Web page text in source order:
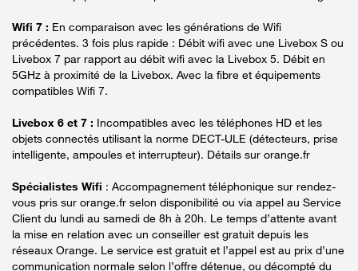
Wifi 7 : En comparaison avec les générations de Wifi
précédentes. 3 fois plus rapide : Débit wifi avec une Livebox S ou
Livebox 7 par rapport au débit wifi avec la Livebox 5. Débit en
5GHz à proximité de la Livebox. Avec la fibre et équipements
compatibles Wifi 7.
Livebox 6 et 7 : Incompatibles avec les téléphones HD et les
objets connectés utilisant la norme DECT-ULE (détecteurs, prise
intelligente, ampoules et interrupteur). Détails sur orange.fr
Spécialistes Wifi : Accompagnement téléphonique sur rendez-
vous pris sur orange.fr selon disponibilité ou via appel au Service
Client du lundi au samedi de 8h à 20h. Le temps d’attente avant
la mise en relation avec un conseiller est gratuit depuis les
réseaux Orange. Le service est gratuit et l’appel est au prix d’une
communication normale selon l’offre détenue, ou décompté du